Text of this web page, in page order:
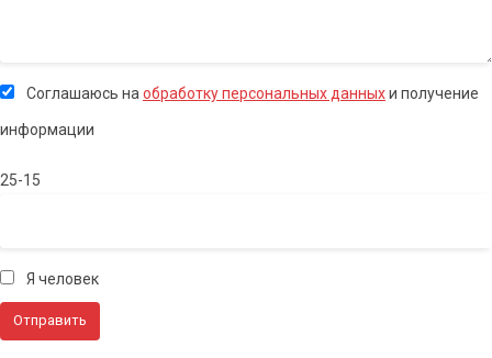
Соглашаюсь на обработку персональных данныхи получение
информации
25-15
Я человек